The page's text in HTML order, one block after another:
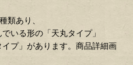
類あり、
る形の「天丸タイプ」
」があります。商品詳細画